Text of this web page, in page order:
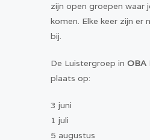
zijn open groepen waar
komen. Elke keer zijn er
bij.
De Luistergroep in OBA
plaats op:
3 juni
1 juli
5 augustus